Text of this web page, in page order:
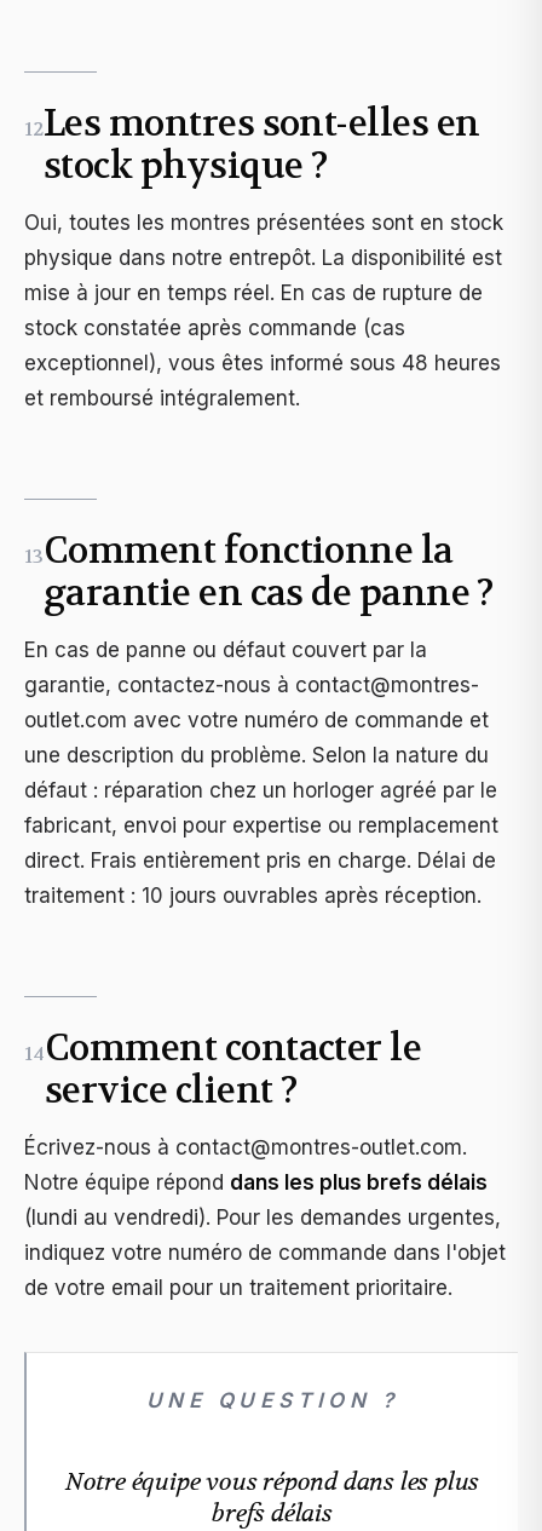
12Les montres sont-elles en
stock physique ?
Oui, toutes les montres présentées sont en stock
physique dans notre entrepôt. La disponibilité est
mise à jour en temps réel. En cas de rupture de
stock constatée après commande (cas
exceptionnel), vous êtes informé sous 48 heures
et remboursé intégralement.
13Comment fonctionne la
garantie en cas de panne ?
En cas de panne ou défaut couvert par la
garantie, contactez-nous à contact@montres-
outlet.com avec votre numéro de commande et
une description du problème. Selon la nature du
défaut : réparation chez un horloger agréé par le
fabricant, envoi pour expertise ou remplacement
direct. Frais entièrement pris en charge. Délai de
traitement : 10 jours ouvrables après réception.
14Comment contacter le
service client ?
Écrivez-nous à contact@montres-outlet.com.
Notre équipe répond dans les plus brefs délais
(lundi au vendredi). Pour les demandes urgentes,
indiquez votre numéro de commande dans l'objet
de votre email pour un traitement prioritaire.
UNE QUESTION ?
Notre équipe vous répond dans les plus
brefs délais